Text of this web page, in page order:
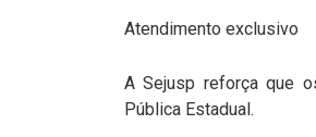
Atendimento exclusivo
A Sejusp reforça que
Pública Estadual.